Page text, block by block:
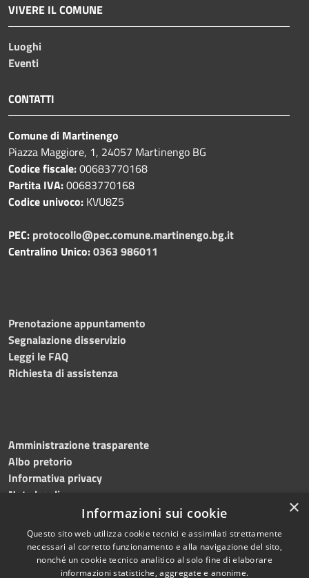
VIVERE IL COMUNE
Luoghi
Eventi
CONTATTI
Comune di Martinengo
Piazza Maggiore, 1, 24057 Martinengo BG
Codice fiscale:00683770168
Partita IVA:00683770168
Codice univoco: KVU8Z5
PEC: protocollo@pec.comune.martinengo.bg.it
Centralino Unico:0363 986011
Prenotazione appuntamento
Segnalazione disservizio
Leggi le FAQ
Richiesta di assistenza
Amministrazione trasparente
Albo pretorio
Informativa privacy
Note legali
Dichiarazione di accessibilità
×
Informazioni sui cookie
Questo sito web utilizza cookie tecnici e assimilati strettamente
necessari al corretto funzionamento e alla navigazione del sito,
nonché un cookie tecnico analitico al solo fine di elaborare
informazioni statistiche, aggregate e anonime.